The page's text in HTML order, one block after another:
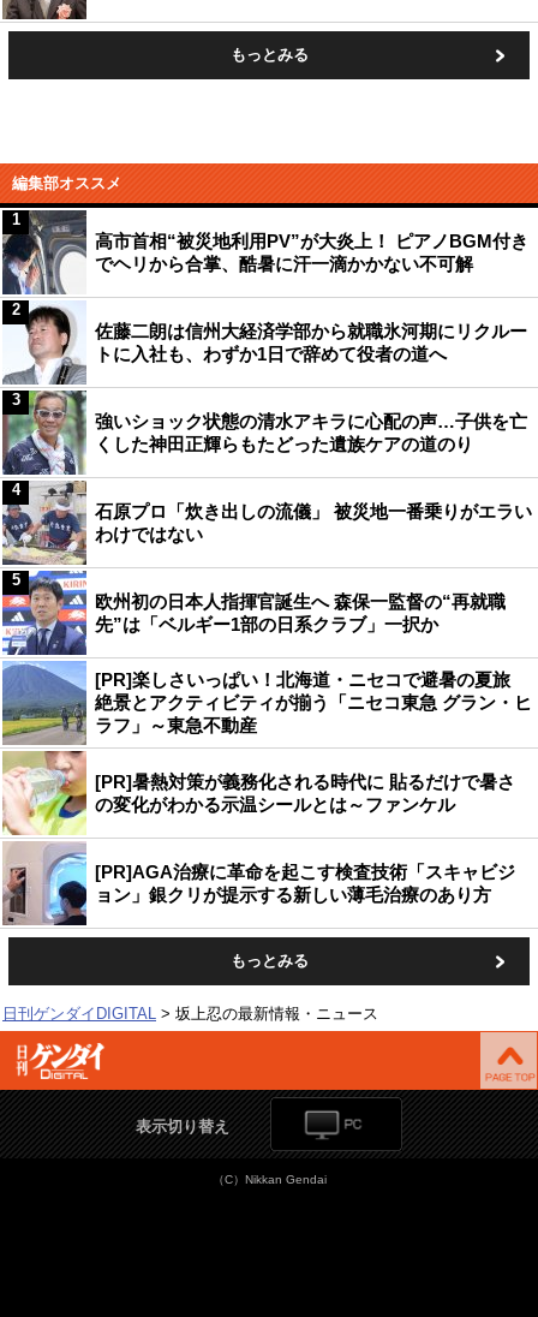
もっとみる
編集部オススメ
高市首相“被災地利用PV”が大炎上！ ピアノBGM付き
でヘリから合掌、酷暑に汗一滴かかない不可解
1
佐藤二朗は信州大経済学部から就職氷河期にリクルー
トに入社も、わずか1日で辞めて役者の道へ
2
強いショック状態の清水アキラに心配の声…子供を亡
くした神田正輝らもたどった遺族ケアの道のり
3
石原プロ「炊き出しの流儀」 被災地一番乗りがエラい
わけではない
4
欧州初の日本人指揮官誕生へ 森保一監督の“再就職
先”は「ベルギー1部の日系クラブ」一択か
5
[PR]楽しさいっぱい！北海道・ニセコで避暑の夏旅
絶景とアクティビティが揃う「ニセコ東急 グラン・ヒ
ラフ」～東急不動産
[PR]暑熱対策が義務化される時代に 貼るだけで暑さ
の変化がわかる示温シールとは～ファンケル
[PR]AGA治療に革命を起こす検査技術「スキャビジ
ョン」銀クリが提示する新しい薄毛治療のあり方
もっとみる
日刊ゲンダイDIGITAL 坂上忍の最新情報・ニュース
表示切り替え
（C）Nikkan Gendai